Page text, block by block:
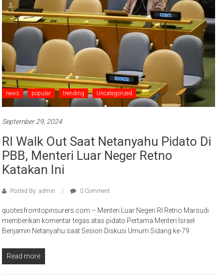
news popular trending Uncategorized
September 29, 2024
RI Walk Out Saat Netanyahu Pidato Di
PBB, Menteri Luar Neger Retno
Katakan Ini
Posted By: admin 0 Comment
quotesfromtopinsurers.com – Menteri Luar Negeri RI Retno Marsudi
memberikan komentar tegas atas pidato Pertama Menteri Israel
Benjamin Netanyahu saat Sesion Diskusi Umum Sidang ke-79
Read more